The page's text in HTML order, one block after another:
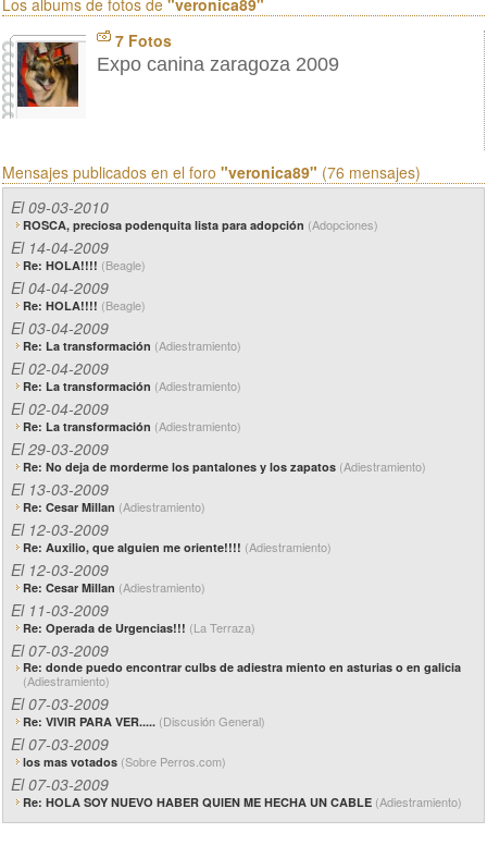
Los albums de fotos de "veronica89"
7 Fotos
Expo canina zaragoza 2009
Mensajes publicados en el foro "veronica89" (76 mensajes)
El 09-03-2010
ROSCA, preciosa podenquita lista para adopción (Adopciones)
El 14-04-2009
Re: HOLA!!!! (Beagle)
El 04-04-2009
Re: HOLA!!!! (Beagle)
El 03-04-2009
Re: La transformación (Adiestramiento)
El 02-04-2009
Re: La transformación (Adiestramiento)
El 02-04-2009
Re: La transformación (Adiestramiento)
El 29-03-2009
Re: No deja de morderme los pantalones y los zapatos (Adiestramiento)
El 13-03-2009
Re: Cesar Millan (Adiestramiento)
El 12-03-2009
Re: Auxilio, que alguien me oriente!!!! (Adiestramiento)
El 12-03-2009
Re: Cesar Millan (Adiestramiento)
El 11-03-2009
Re: Operada de Urgencias!!! (La Terraza)
El 07-03-2009
Re: donde puedo encontrar culbs de adiestra miento en asturias o en galicia
(Adiestramiento)
El 07-03-2009
Re: VIVIR PARA VER..... (Discusión General)
El 07-03-2009
los mas votados (Sobre Perros.com)
El 07-03-2009
Re: HOLA SOY NUEVO HABER QUIEN ME HECHA UN CABLE (Adiestramiento)